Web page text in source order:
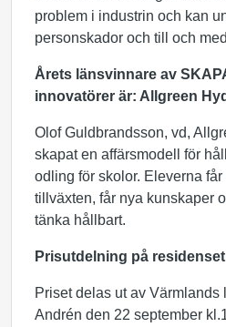
problem i industrin och kan
personskador och till och
Årets länsvinnare av
innovatörer är: Allgreen
Olof Guldbrandsson, vd,
skapat en affärsmodell för
odling för skolor. Eleverna
tillväxten, får nya kunskaper
tänka hållbart.
Prisutdelning på residenset
Priset delas ut av Värmlands
Andrén den 22 september